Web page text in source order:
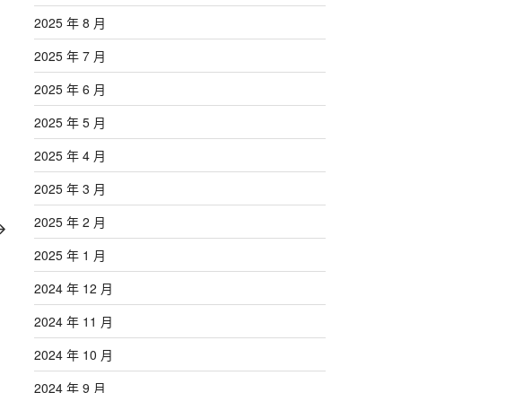
2025 年 8 月
2025 年 7 月
2025 年 6 月
2025 年 5 月
2025 年 4 月
2025 年 3 月
2025 年 2 月
2025 年 1 月
2024 年 12 月
2024 年 11 月
2024 年 10 月
2024 年 9 月